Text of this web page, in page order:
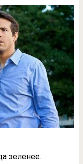
зеленее.